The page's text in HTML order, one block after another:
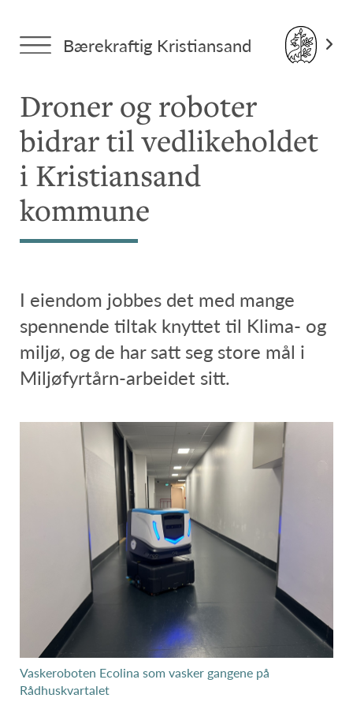
Bærekraftig Kristiansand
> Droner og roboter bidrar til
vedlikeholdet i Kristiansand kommune
Droner og roboter
bidrar til vedlikeholdet
i Kristiansand
kommune
I eiendom jobbes det med mange
spennende tiltak knyttet til Klima- og
miljø, og de har satt seg store mål i
Miljøfyrtårn-arbeidet sitt.
Vaskeroboten Ecolina som vasker gangene på
Rådhuskvartalet